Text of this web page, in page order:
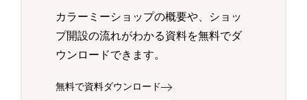
カラーミーショップの概要や、ショッ
プ開設の流れがわかる資料を無料でダ
ウンロードできます。
無料で資料ダウンロード